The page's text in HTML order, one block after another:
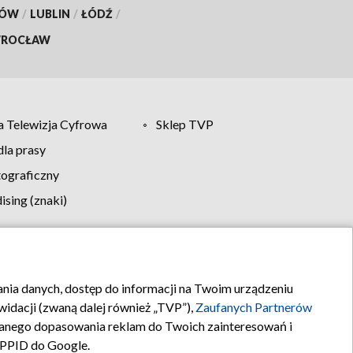
/ LUBLIN / ŁÓDŹ /
Telewizja Cyfrowa
Sklep TVP
prasy
(znaki)
Kontakt
danych, dostęp do informacji na Twoim urządzeniu
(zwaną dalej również „TVP”), Zaufanych Partnerów
dopasowania reklam do Twoich zainteresowań i
do Google.